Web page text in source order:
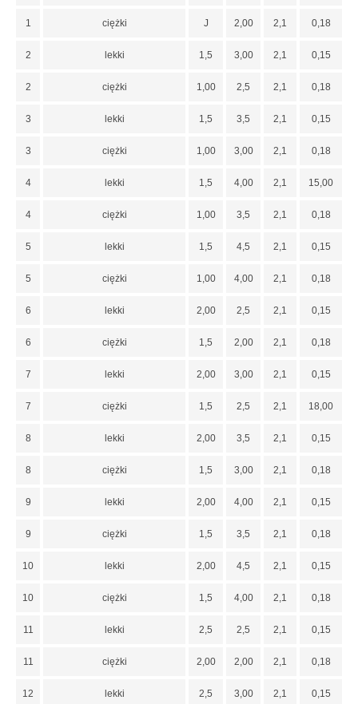
1 ciężki J 2,00 2,1 0,18
2 lekki 1,5 3,00 2,1 0,15
2 ciężki 1,00 2,5 2,1 0,18
3 lekki 1,5 3,5 2,1 0,15
3 ciężki 1,00 3,00 2,1 0,18
4 lekki 1,5 4,00 2,1 15,00
4 ciężki 1,00 3,5 2,1 0,18
5 lekki 1,5 4,5 2,1 0,15
5 ciężki 1,00 4,00 2,1 0,18
6 lekki 2,00 2,5 2,1 0,15
6 ciężki 1,5 2,00 2,1 0,18
7 lekki 2,00 3,00 2,1 0,15
7 ciężki 1,5 2,5 2,1 18,00
8 lekki 2,00 3,5 2,1 0,15
8 ciężki 1,5 3,00 2,1 0,18
9 lekki 2,00 4,00 2,1 0,15
9 ciężki 1,5 3,5 2,1 0,18
10 lekki 2,00 4,5 2,1 0,15
10 ciężki 1,5 4,00 2,1 0,18
11 lekki 2,5 2,5 2,1 0,15
11 ciężki 2,00 2,00 2,1 0,18
12 lekki 2,5 3,00 2,1 0,15